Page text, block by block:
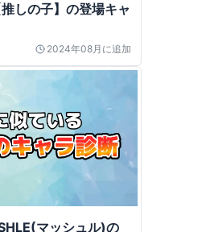
しの子】の登場キャ
2024年08月 に追加
マッシュル)の